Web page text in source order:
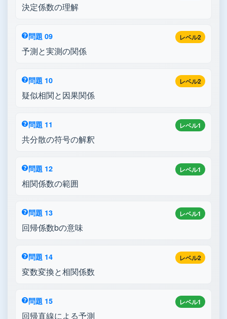
決定係数の理解
レベル2
問題 09
予測と実測の関係
レベル2
問題 10
疑似相関と因果関係
レベル1
問題 11
共分散の符号の解釈
レベル1
問題 12
相関係数の範囲
レベル1
問題 13
回帰係数bの意味
レベル2
問題 14
変数変換と相関係数
レベル1
問題 15
回帰直線による予測